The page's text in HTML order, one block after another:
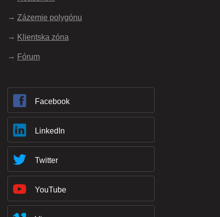
Zázemie polygónu
Klientska zóna
Fórum
Facebook
LinkedIn
Twitter
YouTube